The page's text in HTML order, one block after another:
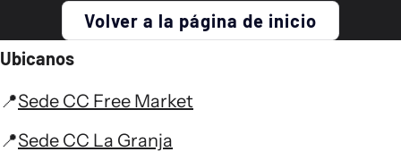
Volver a la página de inicio
Ubicanos
📍Sede CC Free Market
📍Sede CC La Granja